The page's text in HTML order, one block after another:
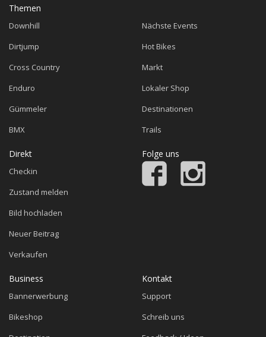
Themen
Downhill
Dirtjump
Cross Country
Enduro
Gümmeler
BMX
Nächste Events
Hot Bikes
Markt
Lokaler Shop
Destinationen
Trails
Direkt
Checkin
Zustand melden
Bild hochladen
Neuer Beitrag
Verkaufen
Folge uns
Business
Bannerwerbung
Bikeshop
Kontakt
Support
Schreib uns